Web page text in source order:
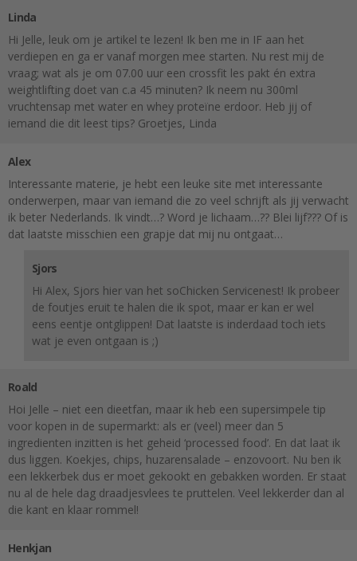
Linda
Hi Jelle, leuk om je artikel te lezen! Ik ben me in IF aan het
verdiepen en ga er vanaf morgen mee starten. Nu rest mij de
vraag; wat als je om 07.00 uur een crossfit les pakt én extra
weightlifting doet van c.a 45 minuten? Ik neem nu 300ml
vruchtensap met water en whey proteïne erdoor. Heb jij of
iemand die dit leest tips? Groetjes, Linda
Alex
Interessante materie, je hebt een leuke site met interessante
onderwerpen, maar van iemand die zo veel schrijft als jij verwacht
ik beter Nederlands. Ik vindt…? Word je lichaam…?? Blei lijf??? Of is
dat laatste misschien een grapje dat mij nu ontgaat…
Sjors
Hi Alex, Sjors hier van het soChicken Servicenest! Ik probeer
de foutjes eruit te halen die ik spot, maar er kan er wel
eens eentje ontglippen! Dat laatste is inderdaad toch iets
wat je even ontgaan is ;)
Roald
Hoi Jelle – niet een dieetfan, maar ik heb een supersimpele tip
voor kopen in de supermarkt: als er (veel) meer dan 5
ingredienten inzitten is het geheid ‘processed food’. En dat laat ik
dus liggen. Koekjes, chips, huzarensalade – enzovoort. Nu ben ik
een lekkerbek dus er moet gekookt en gebakken worden. Er staat
nu al de hele dag draadjesvlees te pruttelen. Veel lekkerder dan al
die kant en klaar rommel!
Henkjan